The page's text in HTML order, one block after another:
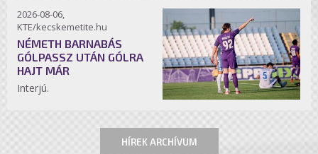
2026-08-06,
KTE/kecskemetite.hu
NÉMETH BARNABÁS
GÓLPASSZ UTÁN GÓLRA
HAJT MÁR
Interjú.
HÍREK ARCHÍVUM